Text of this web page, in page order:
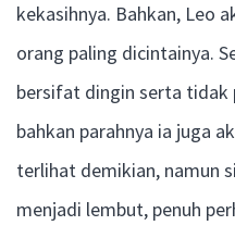
kekasihnya. Bahkan, Leo
orang paling dicintainya.
bersifat dingin serta tidak
bahkan parahnya ia juga
terlihat demikian, namun
menjadi lembut, penuh